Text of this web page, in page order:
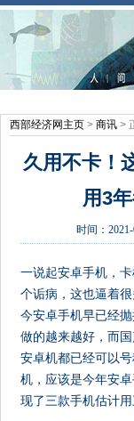
西部经济网主页 > 商讯 >
久用不卡！
用3
时间：
一说起安卓手机，
个诟病，这也逼着
今安卓手机早已经
做的越来越好，而
安卓机都已经可以
机，应该是今年安
现了三款手机估计